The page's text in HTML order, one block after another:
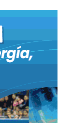
por la
al Ejecutivo
aspectos
a la
por la
al Ejecutivo
aspectos